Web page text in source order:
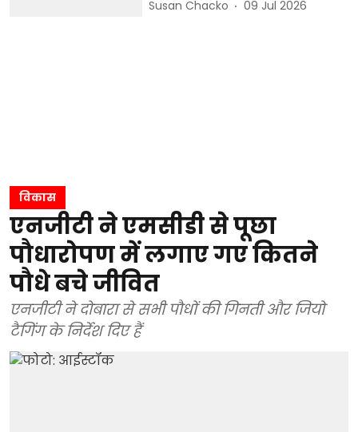
Susan Chacko 09 Jul 2026
विकास
एनजीटी ने एमसीडी से पूछा
पौधारोपण में लगाए गए कितने
पौधे बचे जीवित
एनजीटी ने दोबारा से सभी पौधों की गिनती और जियो
टैगिंग के निर्देश दिए हैं